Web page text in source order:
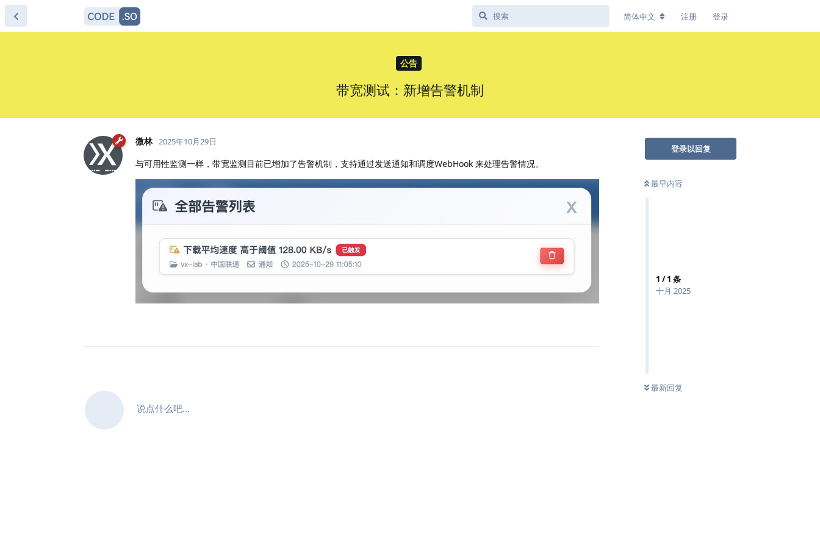
简体中文 注册 登录
公告
带宽测试：新增告警机制
登录以回复
最早内容
1 /1 条
十月 2025
最新回复
微林 2025年10月29日
与可用性监测一样，带宽监测目前已增加了告警机制，支持通过发送通知和调度WebHook 来处理告警情况。
说点什么吧...